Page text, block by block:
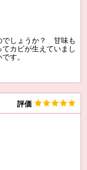
でしょうか？ 甘味も
カビが生えていまし
す。
評価